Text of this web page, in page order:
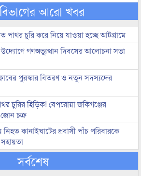
আরো খবর
চুরি করে নিয়ে যাওয়া হচ্ছে আটগ্রামে
উদ্যোগে গণঅভ্যুত্থান দিবসের আলোচনা সভা
পুরস্কার বিতরণ ও নতুন সদস্যদের
চুরির হিড়িক! বেপরোয়া জকিগঞ্জের
জোন চক্র
কানাইঘাটের প্রবাসী পাঁচ পরিবারকে
সর্বশেষ